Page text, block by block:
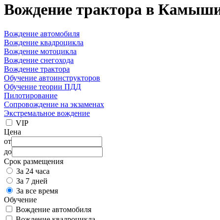
Вождение трактора в
Вождение автомобиля
Вождение квадроцикла
Вождение мотоцикла
Вождение снегохода
Вождение трактора
Обучение автоинструкторов
Обучение теории ПДД
Пилотирование
Сопровождение на экзаменах
Экстремальное вождение
VIP
Цена
от
до
Срок размещения
За 24 часа
За 7 дней
За все время
Обучение
Вождение автомобиля